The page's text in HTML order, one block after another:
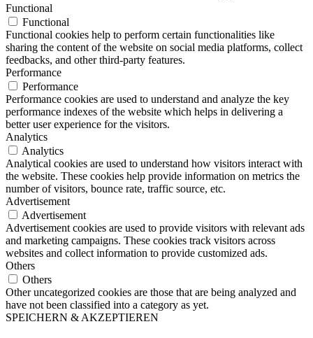
Functional
Functional
Functional cookies help to perform certain functionalities like
sharing the content of the website on social media platforms, collect
feedbacks, and other third-party features.
Performance
Performance
Performance cookies are used to understand and analyze the key
performance indexes of the website which helps in delivering a
better user experience for the visitors.
Analytics
Analytics
Analytical cookies are used to understand how visitors interact with
the website. These cookies help provide information on metrics the
number of visitors, bounce rate, traffic source, etc.
Advertisement
Advertisement
Advertisement cookies are used to provide visitors with relevant ads
and marketing campaigns. These cookies track visitors across
websites and collect information to provide customized ads.
Others
Others
Other uncategorized cookies are those that are being analyzed and
have not been classified into a category as yet.
SPEICHERN & AKZEPTIEREN